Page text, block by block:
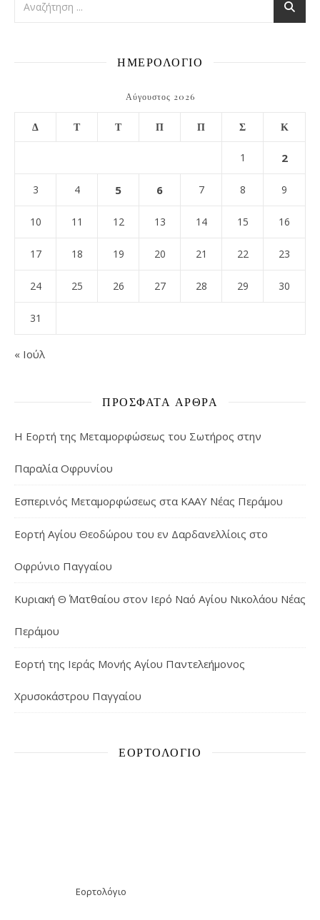
ΗΜΕΡΟΛΟΓΙΟ
Αύγουστος 2026
Δ Τ Τ Π Π Σ Κ
1 2
3 4 5 6 7 8 9
10 11 12 13 14 15 16
17 18 19 20 21 22 23
24 25 26 27 28 29 30
31
« Ιούλ
ΠΡΌΣΦΑΤΑ ΆΡΘΡΑ
Η Εορτή της Μεταμορφώσεως του Σωτήρος στην
Παραλία Οφρυνίου
Εσπερινός Μεταμορφώσεως στα ΚΑΑΥ Νέας Περάμου
Εορτή Αγίου Θεοδώρου του εν Δαρδανελλίοις στο
Οφρύνιο Παγγαίου
Κυριακή Θ΄ Ματθαίου στον Ιερό Ναό Αγίου Νικολάου Νέας
Περάμου
Εορτή της Ιεράς Μονής Αγίου Παντελεήμονος
Χρυσοκάστρου Παγγαίου
ΕΟΡΤΟΛΌΓΙΟ
Εορτολόγιο